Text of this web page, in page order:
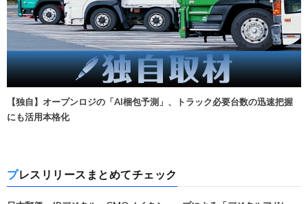
【独自】オープンロジの「AI梱包予測」、トラック必要台数の迅速把握
にも活用本格化
プレスリリースまとめてチェック